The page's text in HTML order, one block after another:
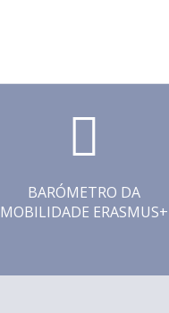
BARÓMETRO DA
MOBILIDADE ERASMUS+